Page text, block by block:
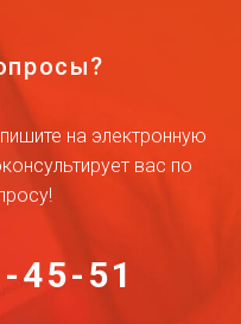
на электронную
вас по
45-51